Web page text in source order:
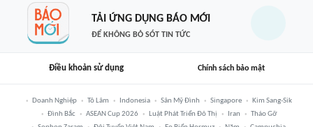
TẢI ỨNG DỤNG BÁO MỚI
ĐỂ KHÔNG BỎ SÓT TIN TỨC
Điều khoản sử dụng Chính sách bảo mật
Doanh Nghiệp Tô Lâm Indonesia Sân Mỹ Đình Singapore
Kim Sang-Sik
Đình Bắc
ASEAN Cup 2026 Luật Phát Triển Đô Thị Iran
Tháo Gỡ